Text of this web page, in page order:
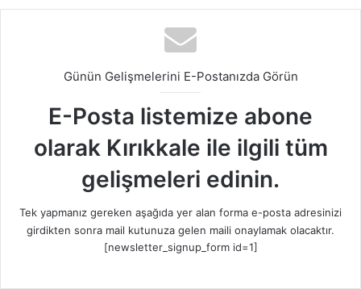
Günün Gelişmelerini E-Postanızda Görün
E-Posta listemize abone
olarak Kırıkkale ile ilgili tüm
gelişmeleri edinin.
Tek yapmanız gereken aşağıda yer alan forma e-posta adresinizi
girdikten sonra mail kutunuza gelen maili onaylamak olacaktır.
[newsletter_signup_form id=1]